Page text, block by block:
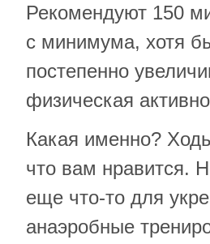
Рекомендуют 150
с минимума, хотя
постепенно
физическая
Какая именно?
что вам нравится.
еще что-то для
анаэробные